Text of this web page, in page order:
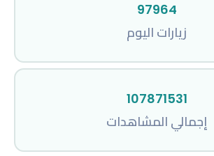
97964
زيارات اليوم
107871531
إجمالي المشاهدات